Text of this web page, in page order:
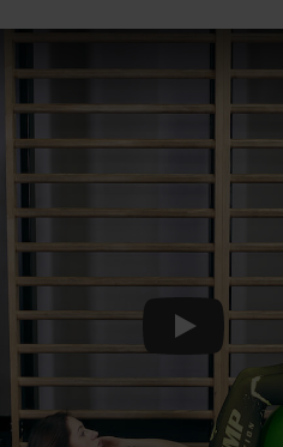
Odtwórz